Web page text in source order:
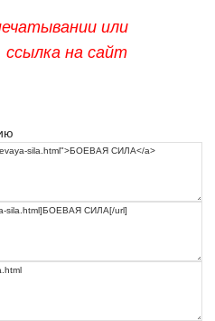
или
на сайт